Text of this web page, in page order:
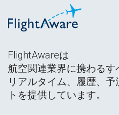
FlightAwareは
航空関連業界に携わる
リアルタイム、履歴、
トを提供しています。